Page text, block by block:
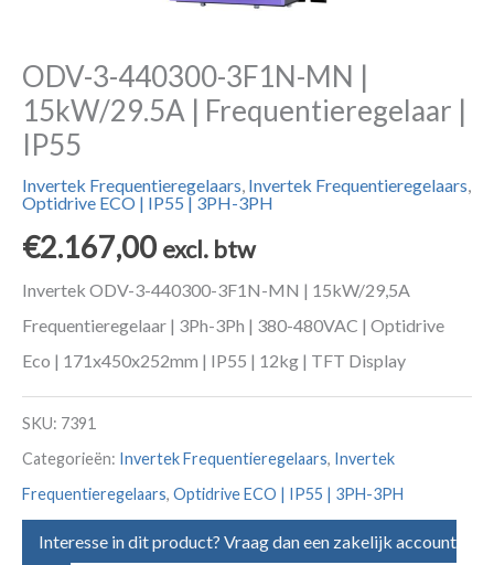
ODV-3-440300-3F1N-MN |
15kW/29.5A | Frequentieregelaar |
IP55
Invertek Frequentieregelaars, Invertek Frequentieregelaars,
Optidrive ECO | IP55 | 3PH-3PH
€2.167,00 excl. btw
Invertek ODV-3-440300-3F1N-MN | 15kW/29,5A
Frequentieregelaar | 3Ph-3Ph | 380-480VAC | Optidrive
Eco | 171x450x252mm | IP55 | 12kg | TFT Display
SKU: 7391
Categorieën: Invertek Frequentieregelaars, Invertek
Frequentieregelaars, Optidrive ECO | IP55 | 3PH-3PH
Interesse in dit product? Vraag dan een zakelijk account